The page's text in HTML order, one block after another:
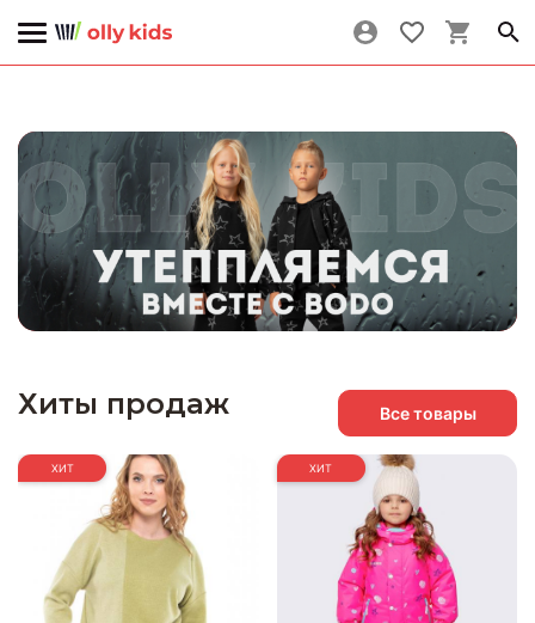
Хиты продаж Все товары
ХИТ ХИТ